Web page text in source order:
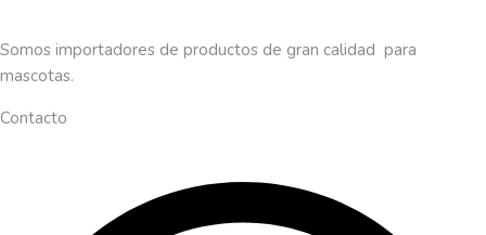
Somos importadores de productos de gran calidad para
mascotas.
Contacto